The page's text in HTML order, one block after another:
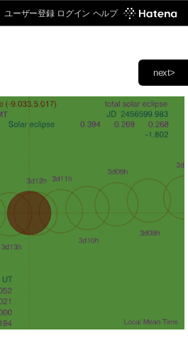
ユーザー登録 ログイン ヘルプ
next>